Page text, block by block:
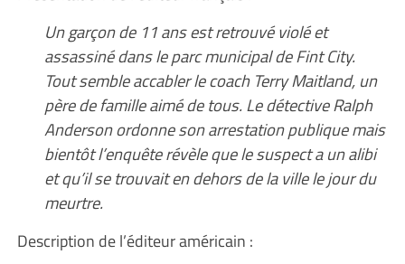
Un garçon de 11 ans est retrouvé violé et
assassiné dans le parc municipal de Fint City.
Tout semble accabler le coach Terry Maitland, un
père de famille aimé de tous. Le détective Ralph
Anderson ordonne son arrestation publique mais
bientôt l’enquête révèle que le suspect a un alibi
et qu’il se trouvait en dehors de la ville le jour du
meurtre.
Description de l’éditeur américain :